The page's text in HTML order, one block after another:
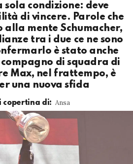
sola condizione: deve
di vincere. Parole che
mente Schumacher,
tra i due ce ne sono
è stato anche
compagno di squadra di
Max, nel frattempo, è
una nuova sfida
copertina di: Ansa